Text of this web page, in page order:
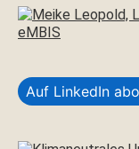
Auf LinkedIn